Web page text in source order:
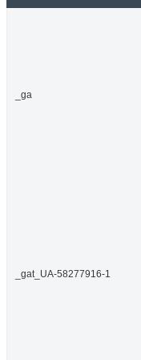
_ga
_gat_UA-58277916-1